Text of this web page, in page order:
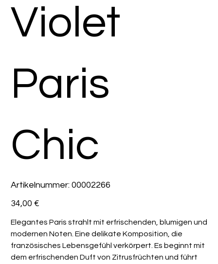
Violet
Paris
Chic
Artikelnummer: Artikelnummer:
00002266
00002266
Preis
34,00 €
Elegantes Paris strahlt mit erfrischenden, blumigen und
modernen Noten. Eine delikate Komposition, die
französisches Lebensgefühl verkörpert. Es beginnt mit
dem erfrischenden Duft von Zitrusfrüchten und führt